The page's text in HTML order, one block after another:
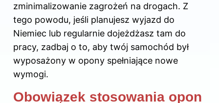
zminimalizowanie zagrożeń na drogach. Z
tego powodu, jeśli planujesz wyjazd do
Niemiec lub regularnie dojeżdżasz tam do
pracy, zadbaj o to, aby twój samochód był
wyposażony w opony spełniające nowe
wymogi.
Obowiązek stosowania opon